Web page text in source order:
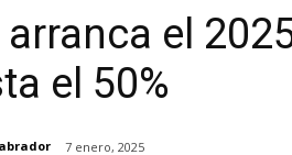
el
el 50%
7 enero, 2025